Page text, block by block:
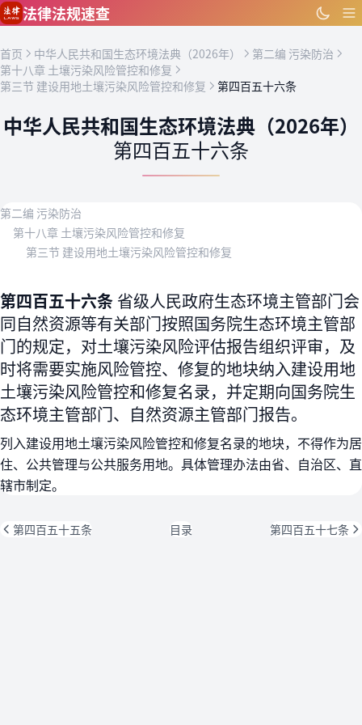
跳到主要内容
法律法规速查
首页 中华人民共和国生态环境法典（2026年）
第二编 污染防治
第十八章 土壤污染风险管控和修复
第三节 建设用地土壤污染风险管控和修复
第四百五十六条
中华人民共和国生态环境法典（2026年）
第四百五十六条
第二编 污染防治
第十八章 土壤污染风险管控和修复
第三节 建设用地土壤污染风险管控和修复
第四百五十六条 省级人民政府生态环境主管部门会
同自然资源等有关部门按照国务院生态环境主管部
门的规定，对土壤污染风险评估报告组织评审，及
时将需要实施风险管控、修复的地块纳入建设用地
土壤污染风险管控和修复名录，并定期向国务院生
态环境主管部门、自然资源主管部门报告。
列入建设用地土壤污染风险管控和修复名录的地块，不得作为居
住、公共管理与公共服务用地。具体管理办法由省、自治区、直
辖市制定。
第四百五十五条 目录 第四百五十七条